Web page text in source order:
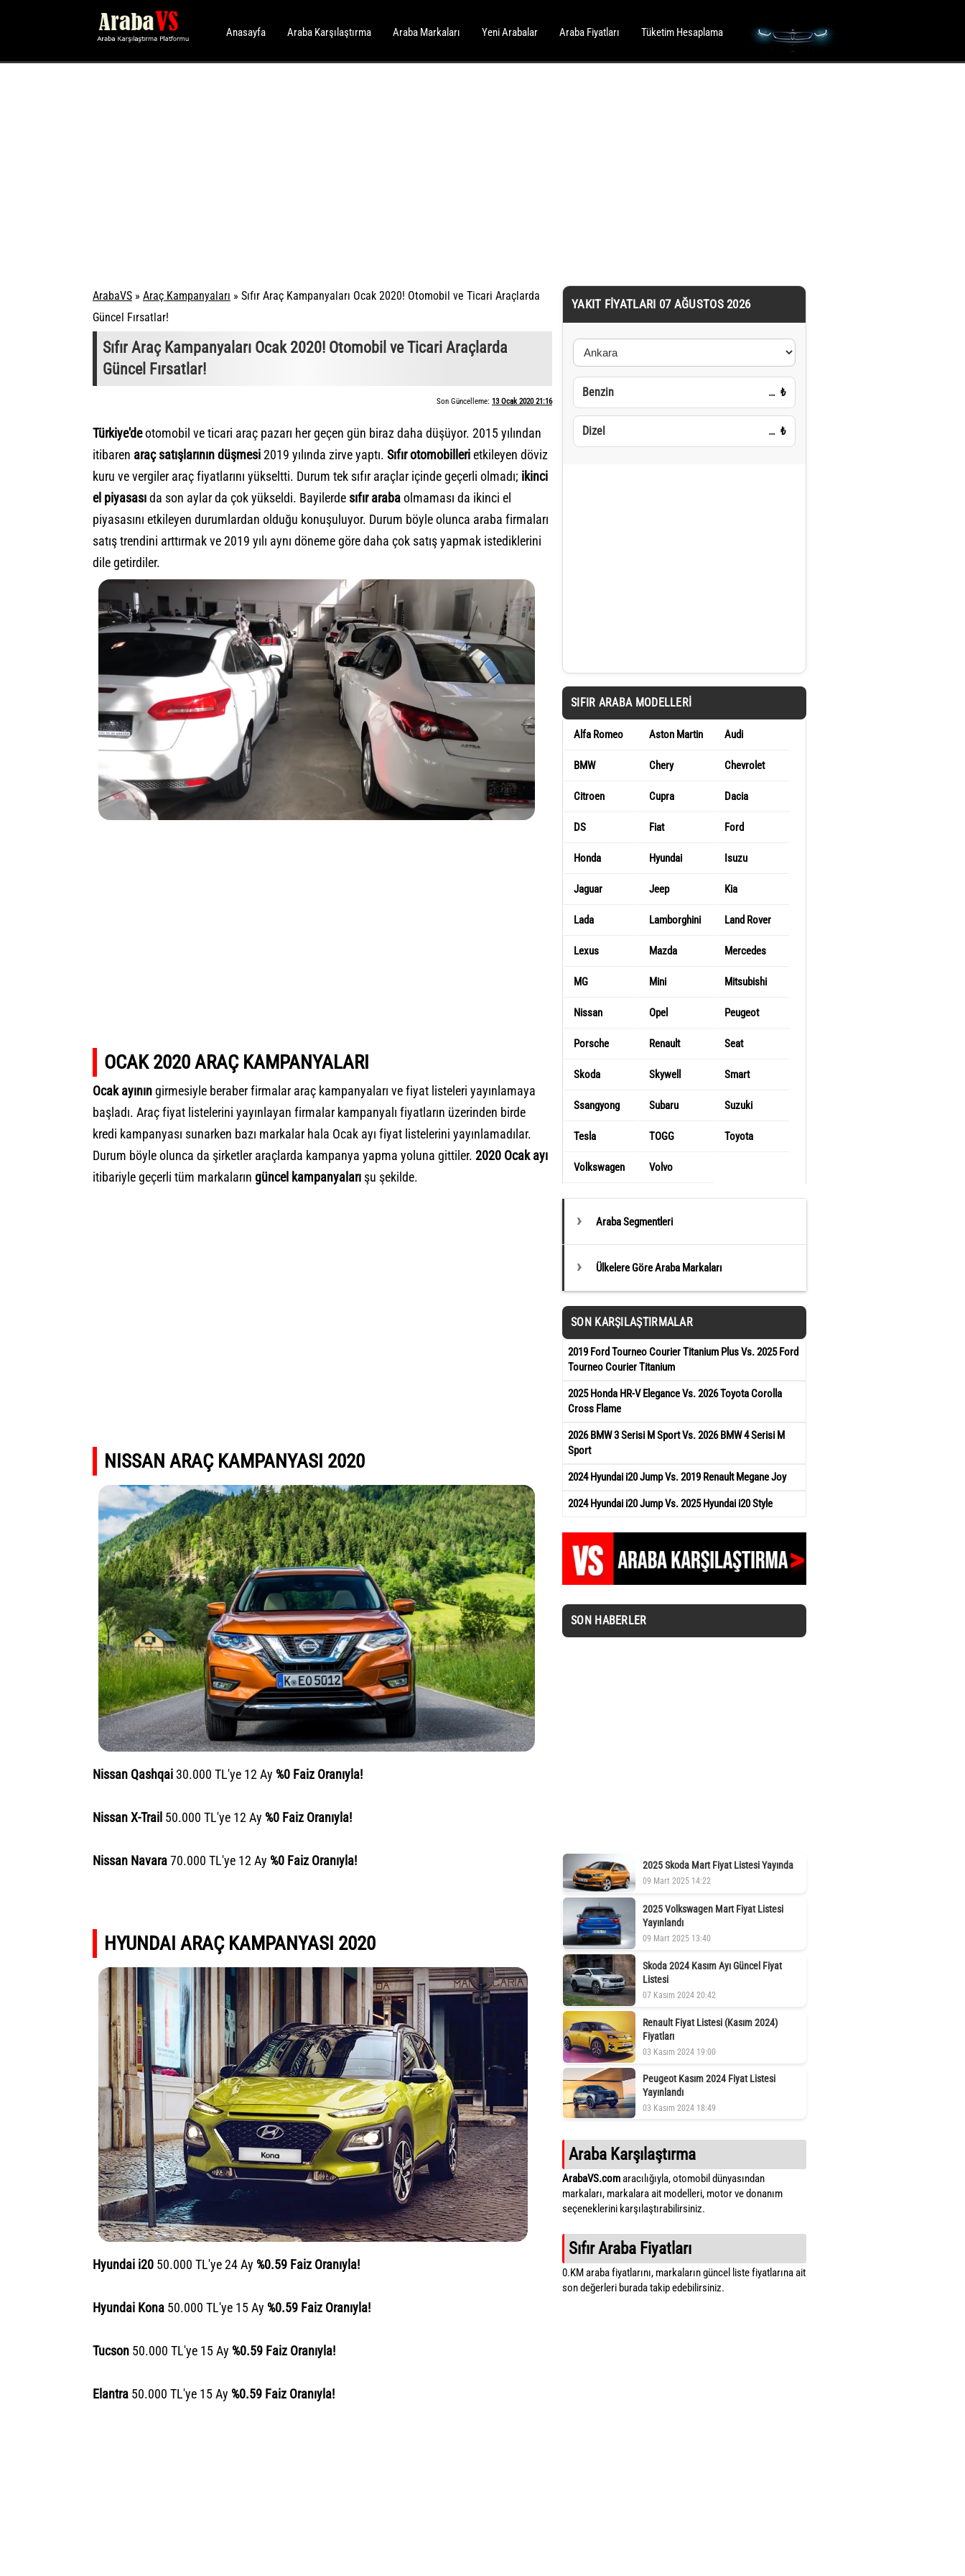
Anasayfa Araba Karşılaştırma Araba Markaları Yeni Arabalar Araba Fiyatları Tüketim Hesaplama
ArabaVS » Araç Kampanyaları » Sıfır Araç Kampanyaları Ocak 2020! Otomobil ve Ticari Araçlarda
Güncel Fırsatlar!
Sıfır Araç Kampanyaları Ocak 2020! Otomobil ve Ticari Araçlarda
Güncel Fırsatlar!
Son Güncelleme: 13 Ocak 2020 21:16
Türkiye'deotomobil ve ticari araç pazarı her geçen gün biraz daha düşüyor. 2015 yılından
itibaren araç satışlarının düşmesi2019 yılında zirve yaptı. Sıfır otomobillerietkileyen döviz
kuru ve vergiler araç fiyatlarını yükseltti. Durum tek sıfır araçlar içinde geçerli olmadı; ikinci
el piyasasıda son aylar da çok yükseldi. Bayilerde sıfır arabaolmaması da ikinci el
piyasasını etkileyen durumlardan olduğu konuşuluyor. Durum böyle olunca araba firmaları
satış trendini arttırmak ve 2019 yılı aynı döneme göre daha çok satış yapmak istediklerini
dile getirdiler.
OCAK 2020 ARAÇ KAMPANYALARI
Ocak ayınıngirmesiyle beraber firmalar araç kampanyaları ve fiyat listeleri yayınlamaya
başladı. Araç fiyat listelerini yayınlayan firmalar kampanyalı fiyatların üzerinden birde
kredi kampanyası sunarken bazı markalar hala Ocak ayı fiyat listelerini yayınlamadılar.
Durum böyle olunca da şirketler araçlarda kampanya yapma yoluna gittiler. 2020 Ocak ayı
itibariyle geçerli tüm markaların güncel kampanyaları şu şekilde.
NISSAN ARAÇ KAMPANYASI 2020
Nissan Qashqai 30.000 TL'ye 12 Ay %0 Faiz Oranıyla!
Nissan X-Trail 50.000 TL'ye 12 Ay %0 Faiz Oranıyla!
Nissan Navara70.000 TL'ye 12 Ay %0 Faiz Oranıyla!
HYUNDAI ARAÇ KAMPANYASI 2020
Hyundai i20 50.000 TL'ye 24 Ay %0.59 Faiz Oranıyla!
Hyundai Kona 50.000 TL'ye 15 Ay %0.59 Faiz Oranıyla!
Tucson 50.000 TL'ye 15 Ay %0.59 Faiz Oranıyla!
Elantra 50.000 TL'ye 15 Ay %0.59 Faiz Oranıyla!
YAKIT FIYATLARI 07 AĞUSTOS 2026
Benzin … ₺
Dizel … ₺
SIFIR ARABA MODELLERI
Alfa Romeo Aston Martin Audi
BMW Chery Chevrolet
Citroen Cupra Dacia
DS Fiat Ford
Honda Hyundai Isuzu
Jaguar Jeep Kia
Lada Lamborghini Land Rover
Lexus Mazda Mercedes
MG Mini Mitsubishi
Nissan Opel Peugeot
Porsche Renault Seat
Skoda Skywell Smart
Ssangyong Subaru Suzuki
Tesla TOGG Toyota
Volkswagen Volvo
Araba Segmentleri
Ülkelere Göre Araba Markaları
SON KARŞILAŞTIRMALAR
2019 Ford Tourneo Courier Titanium Plus Vs. 2025 Ford
Tourneo Courier Titanium
2025 Honda HR-V Elegance Vs. 2026 Toyota Corolla
Cross Flame
2026 BMW 3 Serisi M Sport Vs. 2026 BMW 4 Serisi M
Sport
2024 Hyundai i20 Jump Vs. 2019 Renault Megane Joy
2024 Hyundai i20 Jump Vs. 2025 Hyundai i20 Style
SON HABERLER
2025 Skoda Mart Fiyat Listesi Yayında
09 Mart 2025 14:22
2025 Volkswagen Mart Fiyat Listesi
Yayınlandı
09 Mart 2025 13:40
Skoda 2024 Kasım Ayı Güncel Fiyat
Listesi
07 Kasım 2024 20:42
Renault Fiyat Listesi (Kasım 2024)
Fiyatları
03 Kasım 2024 19:00
Peugeot Kasım 2024 Fiyat Listesi
Yayınlandı
03 Kasım 2024 18:49
Araba Karşılaştırma
ArabaVS.comaracılığıyla, otomobil dünyasından
markaları, markalara ait modelleri, motor ve donanım
seçeneklerini karşılaştırabilirsiniz.
Sıfır Araba Fiyatları
0.KM araba fiyatlarını, markaların güncel liste fiyatlarına ait
son değerleri burada takip edebilirsiniz.